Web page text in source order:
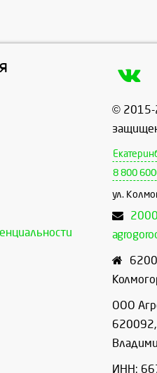
© 2015-
8 800
ул.
ООО
620092,
ИНН: